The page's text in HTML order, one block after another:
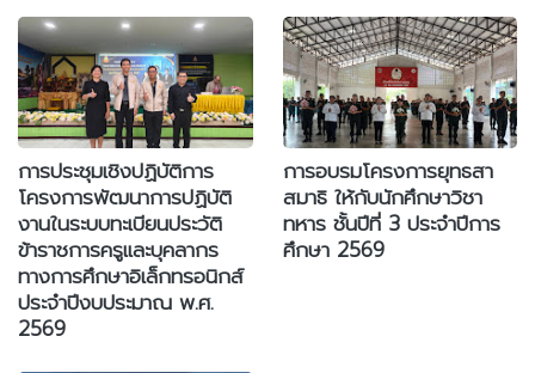
การประชุมเชิงปฏิบัติการ
โครงการพัฒนาการปฏิบัติ
งานในระบบทะเบียนประวัติ
ข้าราชการครูและบุคลากร
ทางการศึกษาอิเล็กทรอนิกส์
ประจำปีงบประมาณ พ.ศ.
2569
การอบรมโครงการยุทธสา
สมาธิ ให้กับนักศึกษาวิชา
ทหาร ชั้นปีที่ 3 ประจำปีการ
ศึกษา 2569